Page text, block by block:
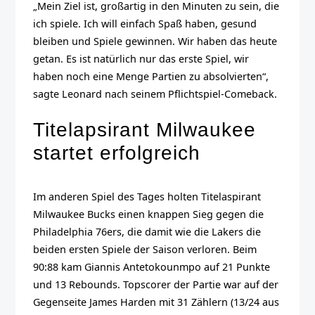
„Mein Ziel ist, großartig in den Minuten zu sein, die
ich spiele. Ich will einfach Spaß haben, gesund
bleiben und Spiele gewinnen. Wir haben das heute
getan. Es ist natürlich nur das erste Spiel, wir
haben noch eine Menge Partien zu absolvierten“,
sagte Leonard nach seinem Pflichtspiel-Comeback.
Titelapsirant Milwaukee
startet erfolgreich
Im anderen Spiel des Tages holten Titelaspirant
Milwaukee Bucks einen knappen Sieg gegen die
Philadelphia 76ers, die damit wie die Lakers die
beiden ersten Spiele der Saison verloren. Beim
90:88 kam Giannis Antetokounmpo auf 21 Punkte
und 13 Rebounds. Topscorer der Partie war auf der
Gegenseite James Harden mit 31 Zählern (13/24 aus